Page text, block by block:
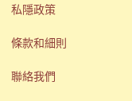
私隱政策
條款和細則
聯絡我們